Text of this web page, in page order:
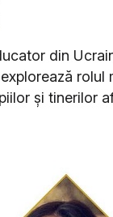
din
rolul
și tinerilor